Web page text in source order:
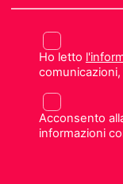
Ho letto
Acconsento
informazioni